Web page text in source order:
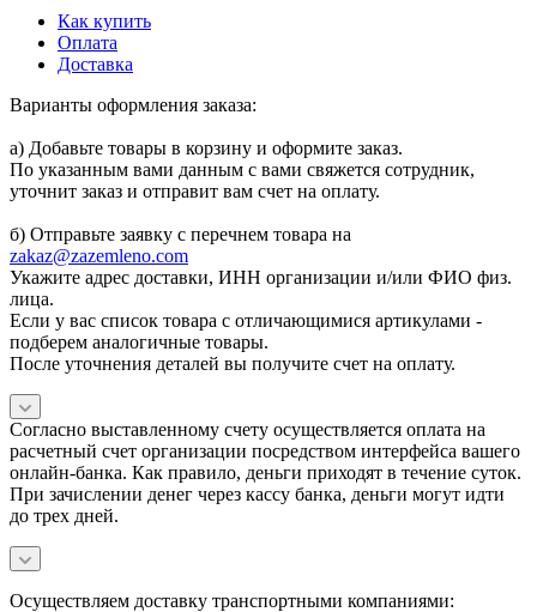
Как купить
Оплата
Доставка
Варианты оформления заказа:
а) Добавьте товары в корзину и оформите заказ.
По указанным вами данным с вами свяжется сотрудник,
уточнит заказ и отправит вам счет на оплату.
б) Отправьте заявку с перечнем товара на
zakaz@zazemleno.com
Укажите адрес доставки, ИНН организации и/или ФИО физ.
лица.
Если у вас список товара с отличающимися артикулами -
подберем аналогичные товары.
После уточнения деталей вы получите счет на оплату.
Согласно выставленному счету осуществляется оплата на
расчетный счет организации посредством интерфейса вашего
онлайн-банка. Как правило, деньги приходят в течение суток.
При зачислении денег через кассу банка, деньги могут идти
до трех дней.
Осуществляем доставку транспортными компаниями: